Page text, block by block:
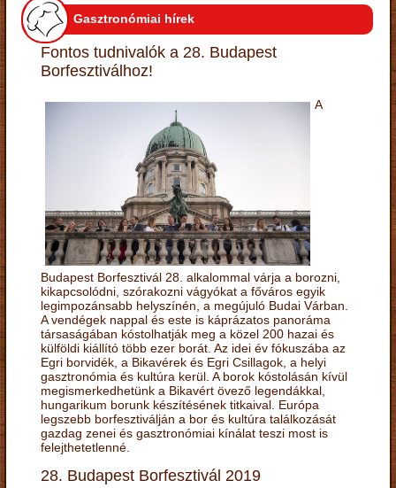
Gasztronómiai hírek
Fontos tudnivalók a 28. Budapest
Borfesztiválhoz!
A
Budapest Borfesztivál 28. alkalommal várja a borozni,
kikapcsolódni, szórakozni vágyókat a főváros egyik
legimpozánsabb helyszínén, a megújuló Budai Várban.
A vendégek nappal és este is káprázatos panoráma
társaságában kóstolhatják meg a közel 200 hazai és
külföldi kiállító több ezer borát. Az idei év fókuszába az
Egri borvidék, a Bikavérek és Egri Csillagok, a helyi
gasztronómia és kultúra kerül. A borok kóstolásán kívül
megismerkedhetünk a Bikavért övező legendákkal,
hungarikum borunk készítésének titkaival. Európa
legszebb borfesztiválján a bor és kultúra találkozását
gazdag zenei és gasztronómiai kínálat teszi most is
felejthetetlenné.
28. Budapest Borfesztivál 2019